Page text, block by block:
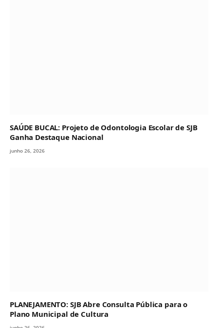
SAÚDE BUCAL: Projeto de Odontologia Escolar de SJB
Ganha Destaque Nacional
junho 26, 2026
PLANEJAMENTO: SJB Abre Consulta Pública para o
Plano Municipal de Cultura